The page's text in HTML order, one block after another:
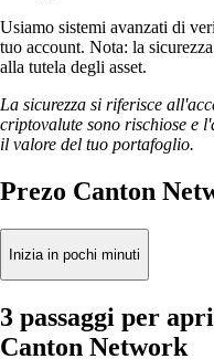
Usiamo sistemi avanzati di
tuo account. Nota: la
alla tutela degli asset.
La sicurezza si riferisce
criptovalute sono rischiose e
il valore del tuo portafoglio.
Prezo Canton
Inizia in pochi minuti
3 passaggi per
Canton Network